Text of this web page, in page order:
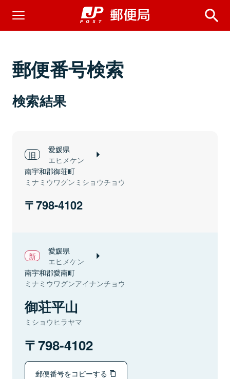
郵便番号検索
検索結果
愛媛県
エヒメケン
南宇和郡御荘町
ミナミウワグンミショウチョウ
798-4102
愛媛県
エヒメケン
南宇和郡愛南町
ミナミウワグンアイナンチョウ
御荘平山
ミショウヒラヤマ
798-4102
郵便番号をコピーする